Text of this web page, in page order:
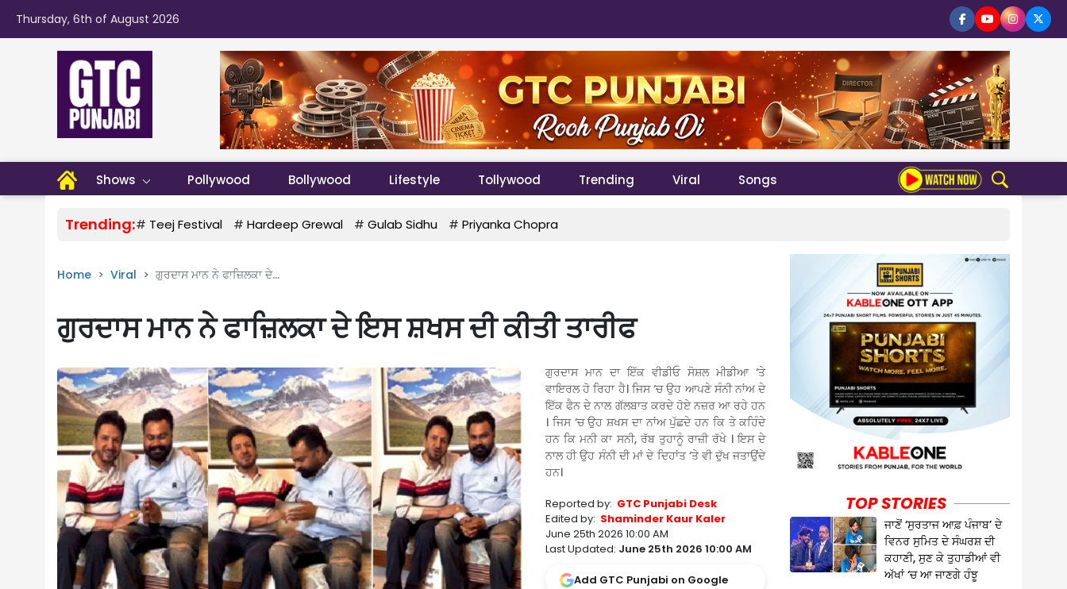
Thursday, 6th of August 2026
Shows Pollywood Bollywood Lifestyle Tollywood Trending Viral Songs
Trending:# Teej Festival # Hardeep Grewal # Gulab Sidhu # Priyanka Chopra
Home Viral ਗੁਰਦਾਸ ਮਾਨ ਨੇ ਫਾਜ਼ਿਲਕਾ ਦੇ...
ਗੁਰਦਾਸ ਮਾਨ ਨੇ ਫਾਜ਼ਿਲਕਾ ਦੇ ਇਸ ਸ਼ਖਸ ਦੀ ਕੀਤੀ ਤਾਰੀਫ
ਗੁਰਦਾਸ ਮਾਨ ਦਾ ਇੱਕ ਵੀਡੀਓ ਸੋਸ਼ਲ ਮੀਡੀਆ ‘ਤੇ
ਵਾਇਰਲ ਹੋ ਰਿਹਾ ਹੈ। ਜਿਸ ‘ਚ ਉਹ ਆਪਣੇ ਸੰਨੀ ਨਾਂਅ ਦੇ
ਇੱਕ ਫੈਨ ਦੇ ਨਾਲ ਗੱਲਬਾਤ ਕਰਦੇ ਹੋਏ ਨਜ਼ਰ ਆ ਰਹੇ ਹਨ
। ਜਿਸ ‘ਚ ਉਹ ਸ਼ਖਸ ਦਾ ਨਾਂਅ ਪੁੱਛਦੇ ਹਨ ਕਿ ਤੇ ਕਹਿੰਦੇ
ਹਨ ਕਿ ਮਨੀ ਕਾ ਸਨੀ, ਰੱਬ ਤੁਹਾਨੂੰ ਰਾਜ਼ੀ ਰੱਖੇ । ਇਸ ਦੇ
ਨਾਲ ਹੀ ਉਹ ਸੰਨੀ ਦੀ ਮਾਂ ਦੇ ਦਿਹਾਂਤ ‘ਤੇ ਵੀ ਦੁੱਖ ਜਤਾਉਂਦੇ
ਹਨ।
Reported by: GTC Punjabi Desk
Edited by: Shaminder Kaur Kaler
June 25th 2026 10:00 AM
Last Updated: June 25th 2026 10:00 AM
Add GTC Punjabi on Google
TOP STORIES
ਜਾਣੋਂ ‘ਸੁਰਤਾਜ ਆਫ਼ ਪੰਜਾਬ’ ਦੇ
ਵਿਨਰ ਸੁਮਿਤ ਦੇ ਸੰਘਰਸ਼ ਦੀ
ਕਹਾਣੀ, ਸੁਣ ਕੇ ਤੁਹਾਡੀਆਂ ਵੀ
ਅੱਖਾਂ ‘ਚ ਆ ਜਾਣਗੇ ਹੰਝੂ